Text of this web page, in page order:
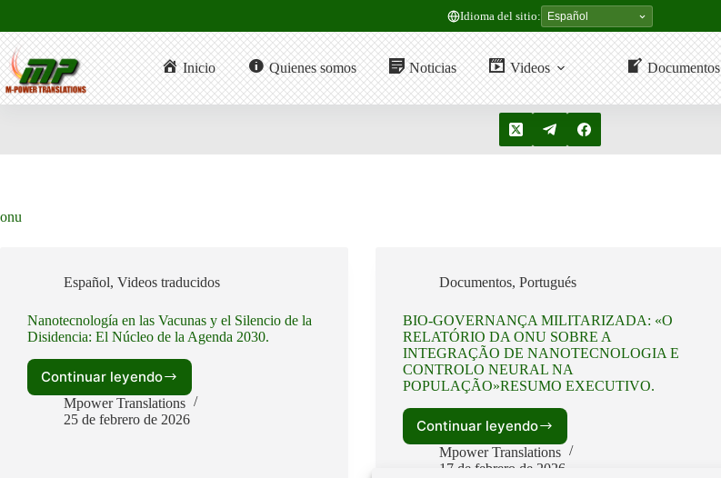
contenido
Idioma del sitio:
Inicio Quienes somos Noticias Videos Documentos
onu
Español, Videos traducidos
Nanotecnología en las Vacunas y el Silencio de la
Disidencia: El Núcleo de la Agenda 2030.
Continuar leyendo
Nanotecnología
en
las
Mpower Translations
25 de febrero de 2026
Documentos,Portugués
BIO-GOVERNANÇA MILITARIZADA: «O
RELATÓRIO DA ONU SOBRE A
INTEGRAÇÃO DE NANOTECNOLOGIA E
CONTROLO NEURAL NA
POPULAÇÃO»RESUMO EXECUTIVO.
Continuar leyendo
BIO-
GOVERNANÇA
MILITARIZADA:
Mpower Translations
17 de febrero de 2026